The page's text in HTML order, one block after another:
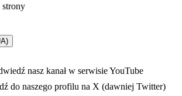
strony
- otwiera się w nowej karcie
nasz kanał w serwisie YouTube
w nowej karcie
do naszego profilu na X (dawniej Twitter)